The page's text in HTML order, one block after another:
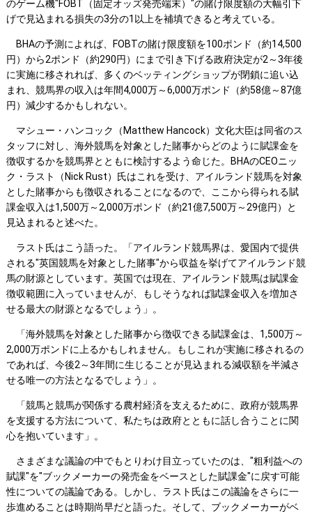
のゲーム機"FOBT（固定オッズ発売端末）"の賭け限度額の大幅引下
げで見込まれる損失の3分の1以上を補填できると考えている。
BHAの予測によれば、FOBTの賭け限度額を100ポンド（約14,500
円）から2ポンド（約290円）にまで引き下げる政府決定が2～3年後
に実施に移されれば、多くのベッティングショップが閉鎖に追い込
まれ、競馬界の収入は年間4,000万～6,000万ポンド（約58億～87億
円）減少するかもしれない。
マシュー・ハンコック（Matthew Hancock）文化大臣は同省のス
タッフに対し、海外競馬を対象とした賭事からどのように賦課金を
徴収するかを競馬界とともに検討するよう命じた。BHAのCEOニッ
ク・ラスト（Nick Rust）氏はこれを受け、アイルランド競馬を対象
とした賭事からも徴収されることになるので、ここから得られる賦
課金収入は1,500万～2,000万ポンド（約21億7,500万～29億円）と
見込まれると述べた。
ラスト氏はこう語った。「アイルランド競馬界は、愛国内で提供
される"英国競馬を対象とした賭事"から収益を挙げてアイルランド競
馬の財源としています。英国では現在、アイルランド競馬は賦課金
徴収範囲に入っていませんが、もしそうなれば賦課金収入を増加さ
せる最大の財源となるでしょう」。
「海外競馬を対象とした賭事から徴収できる賦課金は、1,500万～
2,000万ポンドに上るかもしれません。もしこれが実施に移されるの
であれば、今後2～3年間に生じることが見込まれる減収額を半減さ
せる唯一の方法となるでしょう」。
「競馬と競馬が関係する農村経済を支えるために、政府が競馬界
を支援する方法について、私たちは政府とともに話し合うことに関
心を抱いています」。
さまざまな議論の中でもとりわけ目立っていたのは、"粗利益への
賦課"を"ブックメーカーの発売金をベースとした賦課金"に戻す可能
性についての議論である。しかし、ラスト氏はこの議論をさらに一
歩進めることは時期尚早だと語った。そして、ブックメーカーがベ